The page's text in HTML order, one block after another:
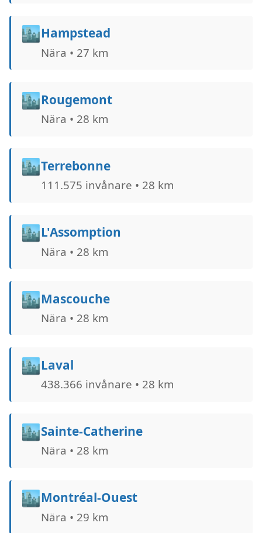
🏙️Hampstead
Nära • 27 km
🏙️Rougemont
Nära • 28 km
🏙️Terrebonne
111.575 invånare • 28 km
🏙️L'Assomption
Nära • 28 km
🏙️Mascouche
Nära • 28 km
🏙️Laval
438.366 invånare • 28 km
🏙️Sainte-Catherine
Nära • 28 km
🏙️Montréal-Ouest
Nära • 29 km